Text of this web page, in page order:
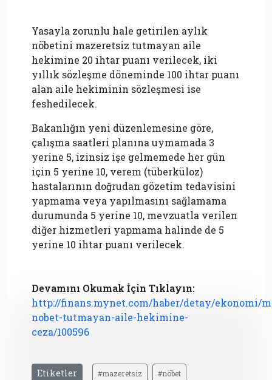
Yasayla zorunlu hale getirilen aylık
nöbetini mazeretsiz tutmayan aile
hekimine 20 ihtar puanı verilecek, iki
yıllık sözleşme döneminde 100 ihtar puanı
alan aile hekiminin sözleşmesi ise
feshedilecek.
Bakanlığın yeni düzenlemesine göre,
çalışma saatleri planına uymamada 3
yerine 5, izinsiz işe gelmemede her gün
için 5 yerine 10, verem (tüberküloz)
hastalarının doğrudan gözetim tedavisini
yapmama veya yapılmasını sağlamama
durumunda 5 yerine 10, mevzuatla verilen
diğer hizmetleri yapmama halinde de 5
yerine 10 ihtar puanı verilecek.
Devamını Okumak İçin Tıklayın:
http://finans.mynet.com/haber/detay/ekonomi/
nobet-tutmayan-aile-hekimine-
ceza/100596
Etiketler #mazeretsiz #nöbet